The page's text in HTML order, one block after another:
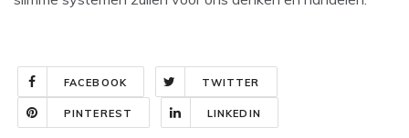
FACEBOOK TWITTER
PINTEREST LINKEDIN